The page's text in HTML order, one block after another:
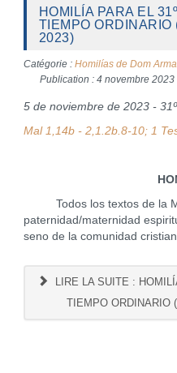
HOMILÍA PARA EL
TIEMPO ORDINARIO
2023)
Catégorie : Homilías de Dom
Publication : 4 novembre 2023
5 de noviembre de 2023 -
Mal 1,14b - 2,1.2b.8-10; 1
Todos los textos de la
paternidad/maternidad
seno de la comunidad
LIRE LA SUITE :
TIEMPO ORDINARIO